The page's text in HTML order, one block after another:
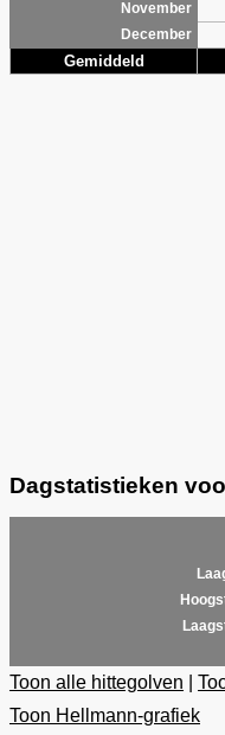
November
December
Gemiddeld
Dagstatistieken
Toon alle hittegolven
Toon Hellmann-grafiek